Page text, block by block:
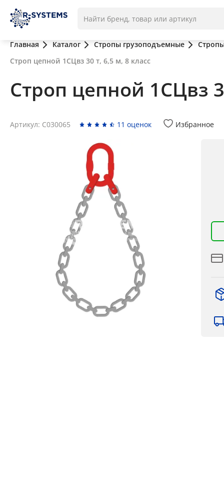
Главная Каталог Стропы грузоподъемные
Строп цепной 1СЦвз 30 т, 6,5 м, 8 класс
Строп цепной 1СЦвз
Артикул: C030065 11 оценок Избранное